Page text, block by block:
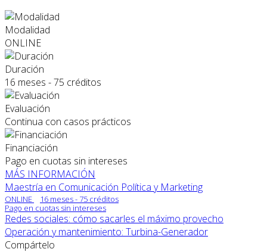
Modalidad
ONLINE
Duración
16 meses - 75 créditos
Evaluación
Continua con casos prácticos
Financiación
Pago en cuotas sin intereses
MÁS INFORMACIÓN
Maestría en Comunicación Política y Marketing
ONLINE
16 meses - 75 créditos
Pago en cuotas sin intereses
Redes sociales: cómo sacarles el máximo provecho
Operación y mantenimiento: Turbina-Generador
Compártelo